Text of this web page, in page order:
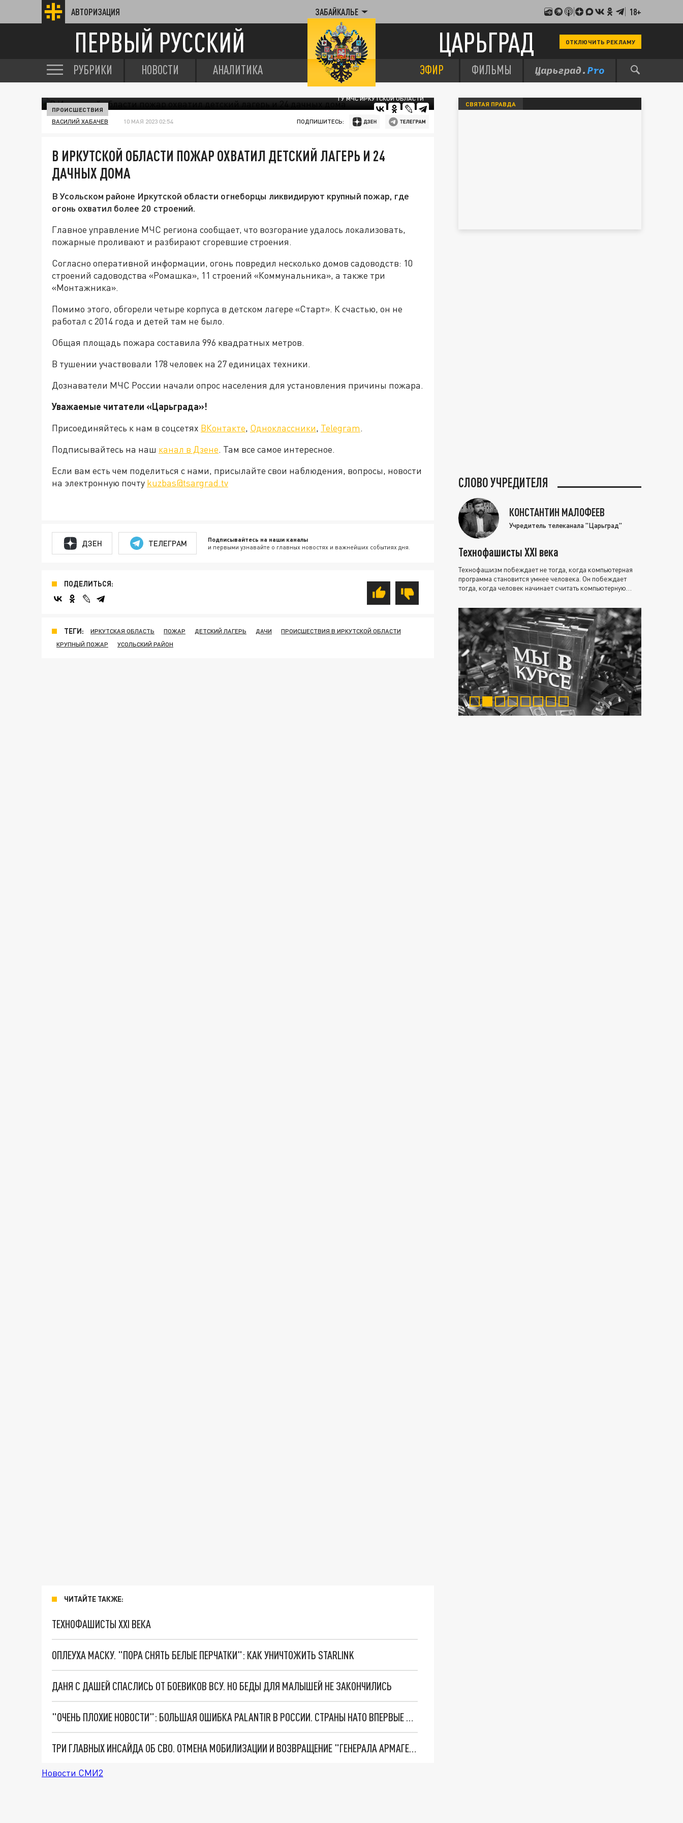
АВТОРИЗАЦИЯ ЗАБАЙКАЛЬЕ 18+
ПЕРВЫЙ РУССКИЙ ЦАРЬГРАД ОТКЛЮЧИТЬ РЕКЛАМУ
РУБРИКИ НОВОСТИ АНАЛИТИКА ЭФИР ФИЛЬМЫ
ГУ МЧС ИРКУТСКОЙ ОБЛАСТИ
ПРОИСШЕСТВИЯ
ВАСИЛИЙ ХАБАЧЕВ 10 МАЯ 2023 02:54 ПОДПИШИТЕСЬ:
В ИРКУТСКОЙ ОБЛАСТИ ПОЖАР ОХВАТИЛ ДЕТСКИЙ ЛАГЕРЬ И 24
ДАЧНЫХ ДОМА
В Усольском районе Иркутской области огнеборцы ликвидируют крупный пожар, где
огонь охватил более 20 строений.
Главное управление МЧС региона сообщает, что возгорание удалось локализовать,
пожарные проливают и разбирают сгоревшие строения.
Согласно оперативной информации, огонь повредил несколько домов садоводств: 10
строений садоводства «Ромашка», 11 строений «Коммунальника», а также три
«Монтажника».
Помимо этого, обгорели четыре корпуса в детском лагере «Старт». К счастью, он не
работал с 2014 года и детей там не было.
Общая площадь пожара составила 996 квадратных метров.
В тушении участвовали 178 человек на 27 единицах техники.
Дознаватели МЧС России начали опрос населения для установления причины пожара.
Уважаемые читатели «Царьграда»!
Присоединяйтесь к нам в соцсетях ВКонтакте, Одноклассники, Telegram.
Подписывайтесь на наш канал в Дзене. Там все самое интересное.
Если вам есть чем поделиться с нами, присылайте свои наблюдения, вопросы, новости
на электронную почту kuzbas@tsargrad.tv
ДЗЕН ТЕЛЕГРАМ Подписывайтесь на наши каналы
и первыми узнавайте о главных новостях и важнейших событиях дня.
ПОДЕЛИТЬСЯ:
ТЕГИ: ИРКУТСКАЯ ОБЛАСТЬ ПОЖАР ДЕТСКИЙ ЛАГЕРЬ ДАЧИ
ПРОИСШЕСТВИЯ В ИРКУТСКОЙ ОБЛАСТИ
КРУПНЫЙ ПОЖАР
УСОЛЬСКИЙ РАЙОН
ЧИТАЙТЕ ТАКЖЕ:
ТЕХНОФАШИСТЫ XXI ВЕКА
ОПЛЕУХА МАСКУ. "ПОРА СНЯТЬ БЕЛЫЕ ПЕРЧАТКИ": КАК УНИЧТОЖИТЬ STARLINK
ДАНЯ С ДАШЕЙ СПАСЛИСЬ ОТ БОЕВИКОВ ВСУ. НО БЕДЫ ДЛЯ МАЛЫШЕЙ НЕ ЗАКОНЧИЛИСЬ
"ОЧЕНЬ ПЛОХИЕ НОВОСТИ": БОЛЬШАЯ ОШИБКА PALANTIR В РОССИИ. СТРАНЫ НАТО ВПЕРВЫЕ ЗА СВО ОСТАНОВИЛИ ПОСТАВКИ ОРУЖИЯ. ВСУ ТЕРЯЮТ ПРИГРАНИЧЬЕ?
ТРИ ГЛАВНЫХ ИНСАЙДА ОБ СВО. ОТМЕНА МОБИЛИЗАЦИИ И ВОЗВРАЩЕНИЕ "ГЕНЕРАЛА АРМАГЕДДОНА"? ОТЛИЧНЫЕ НОВОСТИ, КОТОРЫЕ ЖДАЛИ ВСЕ
Новости СМИ2
СВЯТАЯ ПРАВДА
СЛОВО УЧРЕДИТЕЛЯ
КОНСТАНТИН МАЛОФЕЕВ
Учредитель телеканала "Царьград"
Технофашисты XXI века
Технофашизм побеждает не тогда, когда компьютерная
программа становится умнее человека. Он побеждает
тогда, когда человек начинает считать компьютерную